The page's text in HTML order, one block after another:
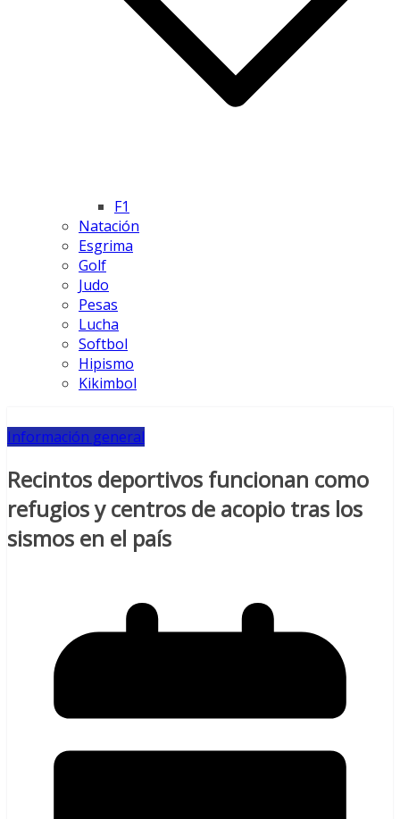
F1
Natación
Esgrima
Golf
Judo
Pesas
Lucha
Softbol
Hipismo
Kikimbol
Información general
Recintos deportivos funcionan como
refugios y centros de acopio tras los
sismos en el país